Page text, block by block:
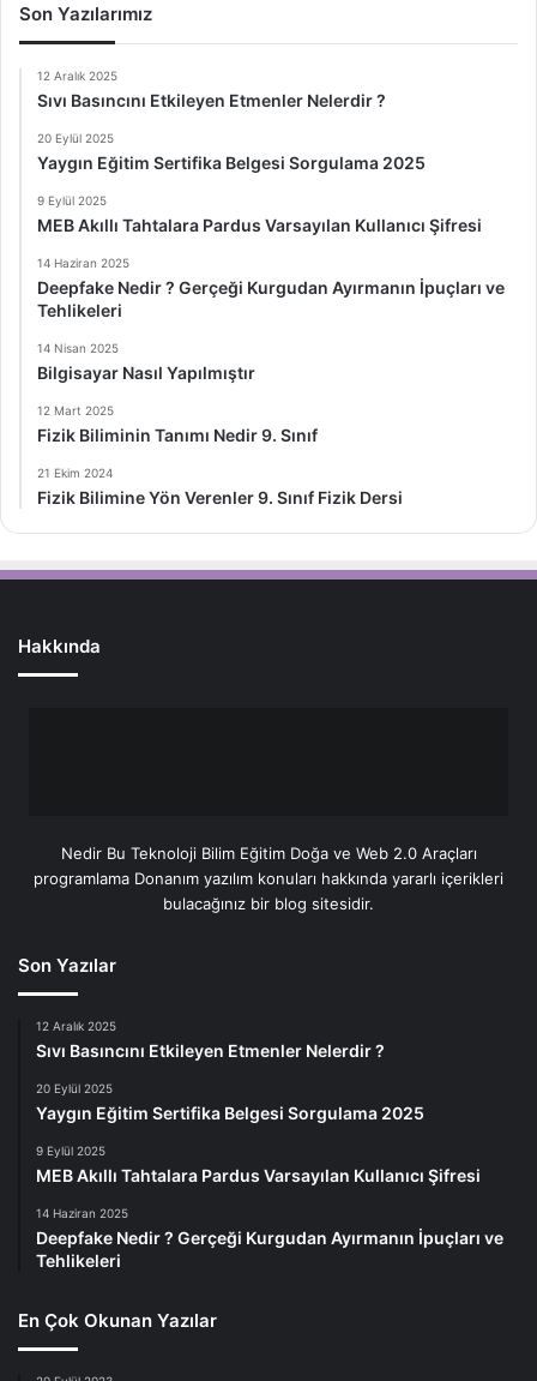
Son Yazılarımız
12 Aralık 2025
Sıvı Basıncını Etkileyen Etmenler Nelerdir ?
20 Eylül 2025
Yaygın Eğitim Sertifika Belgesi Sorgulama 2025
9 Eylül 2025
MEB Akıllı Tahtalara Pardus Varsayılan Kullanıcı Şifresi
14 Haziran 2025
Deepfake Nedir ? Gerçeği Kurgudan Ayırmanın İpuçları ve
Tehlikeleri
14 Nisan 2025
Bilgisayar Nasıl Yapılmıştır
12 Mart 2025
Fizik Biliminin Tanımı Nedir 9. Sınıf
21 Ekim 2024
Fizik Bilimine Yön Verenler 9. Sınıf Fizik Dersi
Hakkında
Nedir Bu Teknoloji Bilim Eğitim Doğa ve Web 2.0 Araçları
programlama Donanım yazılım konuları hakkında yararlı içerikleri
bulacağınız bir blog sitesidir.
Son Yazılar
12 Aralık 2025
Sıvı Basıncını Etkileyen Etmenler Nelerdir ?
20 Eylül 2025
Yaygın Eğitim Sertifika Belgesi Sorgulama 2025
9 Eylül 2025
MEB Akıllı Tahtalara Pardus Varsayılan Kullanıcı Şifresi
14 Haziran 2025
Deepfake Nedir ? Gerçeği Kurgudan Ayırmanın İpuçları ve
Tehlikeleri
En Çok Okunan Yazılar